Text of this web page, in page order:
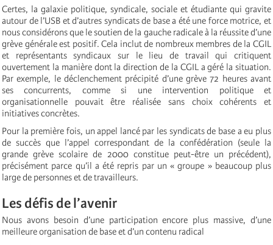
Certes, la galaxie politique, syndicale, sociale et étudiante qui gravite
autour de l’USB et d’autres syndicats de base a été une force motrice, et
nous considérons que le soutien de la gauche radicale à la réussite d’une
grève générale est positif. Cela inclut de nombreux membres de la CGIL
et représentants syndicaux sur le lieu de travail qui critiquent
ouvertement la manière dont la direction de la CGIL a géré la situation.
Par exemple, le déclenchement précipité d’une grève 72 heures avant
ses concurrents, comme si une intervention politique et
organisationnelle pouvait être réalisée sans choix cohérents et
initiatives concrètes.
Pour la première fois, un appel lancé par les syndicats de base a eu plus
de succès que l’appel correspondant de la confédération (seule la
grande grève scolaire de 2000 constitue peut-être un précédent),
précisément parce qu’il a été repris par un « groupe » beaucoup plus
large de personnes et de travailleurs.
Les défis de l’avenir
Nous avons besoin d’une participation encore plus massive, d’une
meilleure organisation de base et d’un contenu radical